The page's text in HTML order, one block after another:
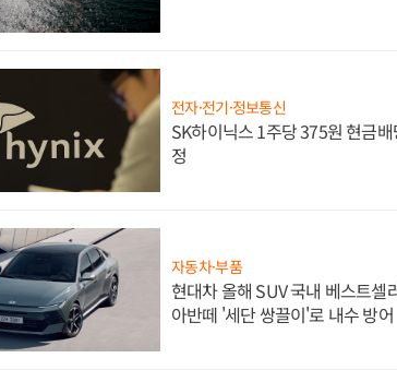
전자·전기·정보통신
SK하이닉스 1주당 375원 현금
정
자동차·부품
현대차 올해 SUV 국내 베스트셀
아반떼 '세단 쌍끌이'로 내수 방어